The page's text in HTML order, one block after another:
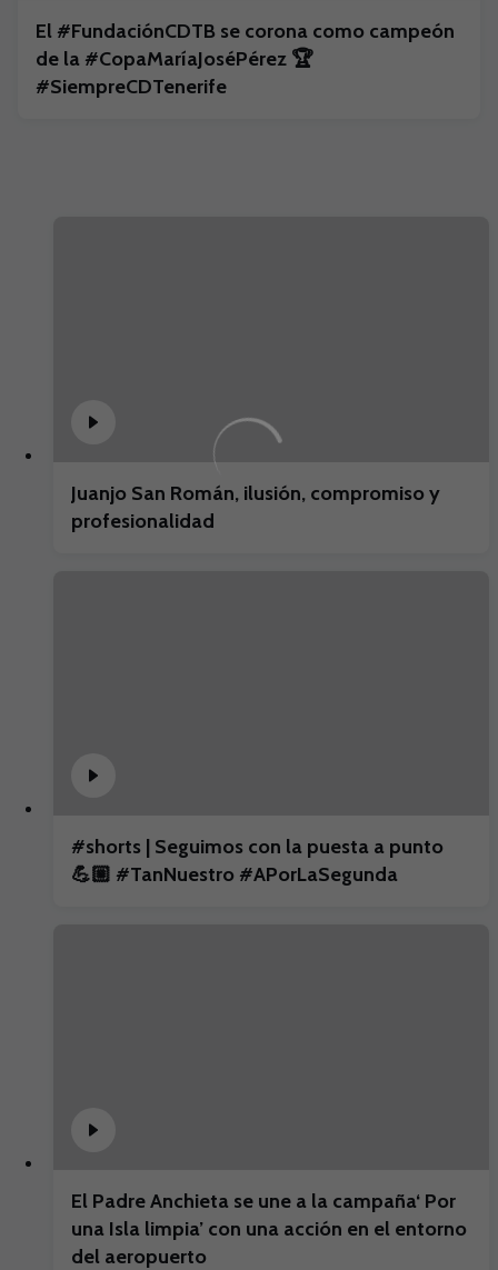
El #FundaciónCDTB se corona como campeón
de la #CopaMaríaJoséPérez 🏆
#SiempreCDTenerife
Juanjo San Román, ilusión, compromiso y
profesionalidad
#shorts | Seguimos con la puesta a punto
💪🏼 #TanNuestro #APorLaSegunda
El Padre Anchieta se une a la campaña‘ Por
una Isla limpia’ con una acción en el entorno
del aeropuerto